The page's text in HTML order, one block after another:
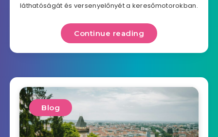
láthatóságát és versenyelőnyét a keresőmotorokban.
Continue reading
Blog